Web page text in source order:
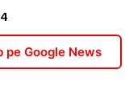
pe Google News